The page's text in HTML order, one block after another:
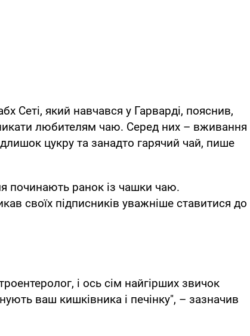
Сеті, який навчався у Гарварді, пояснив,
любителям чаю. Серед них – вживання
цукру та занадто гарячий чай, пише
починають ранок із чашки чаю.
своїх підписників уважніше ставитися до
і ось сім найгірших звичок
ваш кишківника і печінку", – зазначив